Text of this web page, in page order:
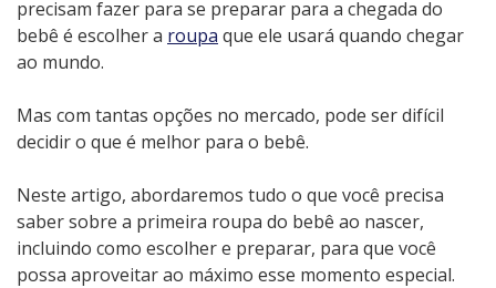
precisam fazer para se preparar para a chegada do
bebê é escolher a roupa que ele usará quando chegar
ao mundo.
Mas com tantas opções no mercado, pode ser difícil
decidir o que é melhor para o bebê.
Neste artigo, abordaremos tudo o que você precisa
saber sobre a primeira roupa do bebê ao nascer,
incluindo como escolher e preparar, para que você
possa aproveitar ao máximo esse momento especial.